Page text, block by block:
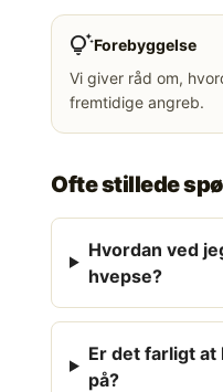
tips_and_updatesForebyggelse
Vi giver råd om,
fremtidige angreb.
Ofte stillede
Hvordan ved
hvepse?
Er det farligt
på?